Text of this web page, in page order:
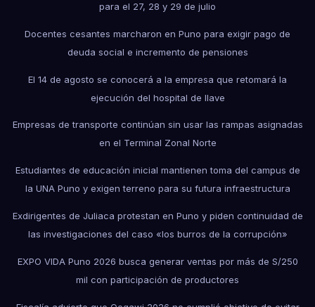
para el 27, 28 y 29 de julio
Docentes cesantes marcharon en Puno para exigir pago de
deuda social e incremento de pensiones
El 14 de agosto se conocerá a la empresa que retomará la
ejecución del hospital de Ilave
Empresas de transporte continúan sin usar las rampas asignadas
en el Terminal Zonal Norte
Estudiantes de educación inicial mantienen toma del campus de
la UNA Puno y exigen terreno para su futura infraestructura
Exdirigentes de Juliaca protestan en Puno y piden continuidad de
las investigaciones del caso «los burros de la corrupción»
EXPO VIDA Puno 2026 busca generar ventas por más de S/250
mil con participación de productores